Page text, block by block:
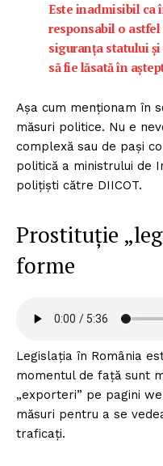
Este inadmisibil ca
responsabil o astfel
siguranța statului
să fie lăsată în
Așa cum menționam în
măsuri politice. Nu e
complexă sau de pași
politică a ministrului de
polițiști către DIICOT.
Prostituție
forme
Legislația în România
momentul de față sunt
„exporteri” pe pagini
măsuri pentru a se
traficați.